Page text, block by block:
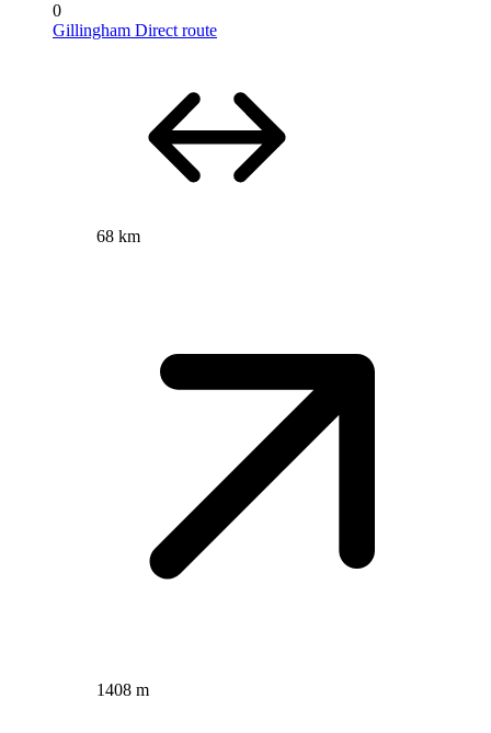
0
Gillingham Direct route
68 km
1408 m